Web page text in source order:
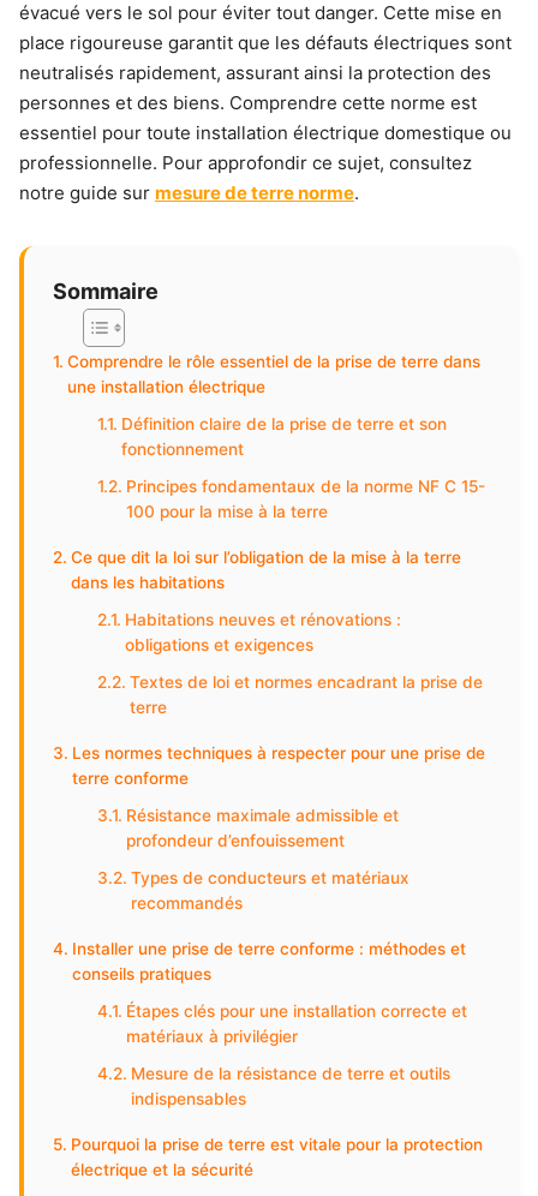
évacué vers le sol pour éviter tout danger. Cette mise en
place rigoureuse garantit que les défauts électriques sont
neutralisés rapidement, assurant ainsi la protection des
personnes et des biens. Comprendre cette norme est
essentiel pour toute installation électrique domestique ou
professionnelle. Pour approfondir ce sujet, consultez
notre guide sur mesure de terre norme.
Sommaire
Comprendre le rôle essentiel de la prise de terre dans
une installation électrique
Définition claire de la prise de terre et son
fonctionnement
Principes fondamentaux de la norme NF C 15-
100 pour la mise à la terre
Ce que dit la loi sur l’obligation de la mise à la terre
dans les habitations
Habitations neuves et rénovations :
obligations et exigences
Textes de loi et normes encadrant la prise de
terre
Les normes techniques à respecter pour une prise de
terre conforme
Résistance maximale admissible et
profondeur d’enfouissement
Types de conducteurs et matériaux
recommandés
Installer une prise de terre conforme : méthodes et
conseils pratiques
Étapes clés pour une installation correcte et
matériaux à privilégier
Mesure de la résistance de terre et outils
indispensables
Pourquoi la prise de terre est vitale pour la protection
électrique et la sécurité